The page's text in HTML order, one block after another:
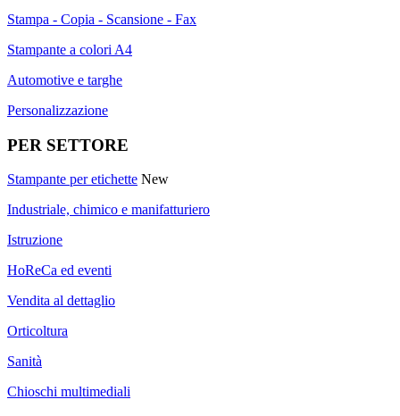
Stampa - Copia - Scansione - Fax
Stampante a colori A4
Automotive e targhe
Personalizzazione
PER SETTORE
Stampante per etichette New
Industriale, chimico e manifatturiero
Istruzione
HoReCa ed eventi
Vendita al dettaglio
Orticoltura
Sanità
Chioschi multimediali